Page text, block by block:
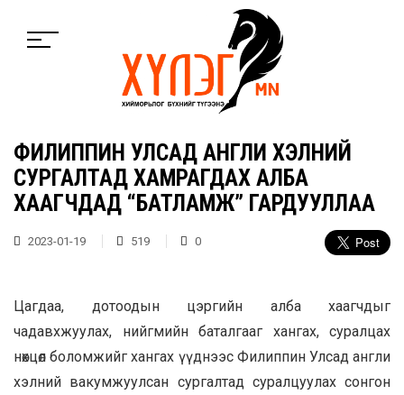
ФИЛИППИН УЛСАД АНГЛИ ХЭЛНИЙ
СУРГАЛТАД ХАМРАГДАХ АЛБА
ХААГЧДАД “БАТЛАМЖ” ГАРДУУЛЛАА
2023-01-19 519 0
Цагдаа, дотоодын цэргийн алба хаагчдыг
чадавхжуулах, нийгмийн баталгааг хангах, суралцах
нөхцөл боломжийг хангах үүднээс Филиппин Улсад англи
хэлний вакумжуулсан сургалтад суралцуулах сонгон